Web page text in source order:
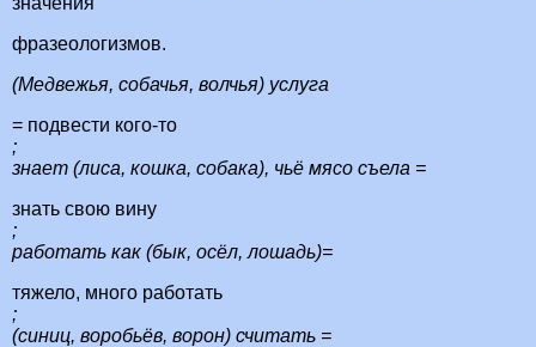
фразеологизмов.
(Медвежья, собачья, волчья) услуга
= подвести кого-то
;
знает (лиса, кошка, собака), чьё мясо съела =
знать свою вину
;
работать как (бык, осёл, лошадь)=
тяжело, много работать
;
(синиц, воробьёв, ворон) считать =